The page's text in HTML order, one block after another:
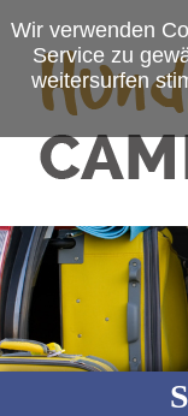
Wir verwenden
Service zu
weitersurfen